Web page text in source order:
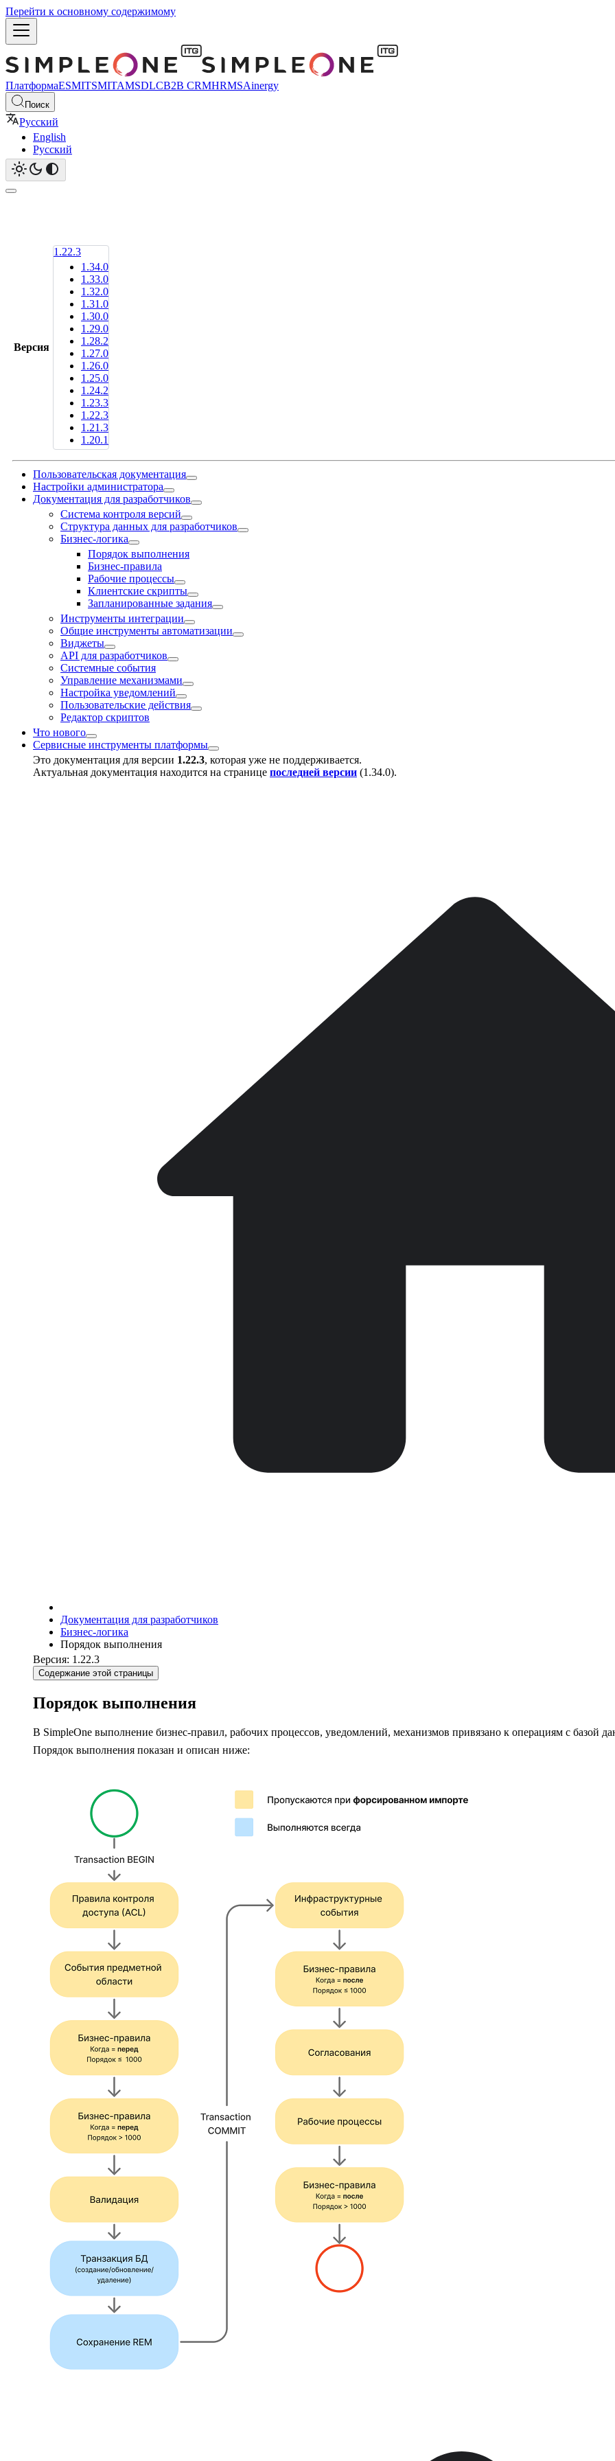
Перейти к основному содержимому
ПлатформаESMITSMITAMSDLCB2B CRMHRMSAinergy
Поиск
Русский
English
Русский
Версия
1.22.3
1.34.0
1.33.0
1.32.0
1.31.0
1.30.0
1.29.0
1.28.2
1.27.0
1.26.0
1.25.0
1.24.2
1.23.3
1.22.3
1.21.3
1.20.1
Пользовательская документация
Настройки администратора
Документация для разработчиков
Система контроля версий
Структура данных для разработчиков
Бизнес-логика
Порядок выполнения
Бизнес-правила
Рабочие процессы
Клиентские скрипты
Запланированные задания
Инструменты интеграции
Общие инструменты автоматизации
Виджеты
API для разработчиков
Системные события
Управление механизмами
Настройка уведомлений
Пользовательские действия
Редактор скриптов
Что нового
Сервисные инструменты платформы
Это документация для версии 1.22.3, которая уже не поддерживается.
Актуальная документация находится на странице последней версии (1.34.0).
Документация для разработчиков
Бизнес-логика
Порядок выполнения
Версия: 1.22.3
Содержание этой страницы
Порядок выполнения
В SimpleOne выполнение бизнес-правил, рабочих процессов, уведомлений, механизмов привязано к операциям с базой
Порядок выполнения показан и описан ниже: